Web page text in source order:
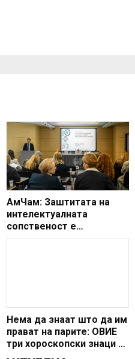
АмЧам: Заштитата на
интелектуалната
сопственост е
суштинска за
Нема да знаат што да им
прават на парите: ОВИЕ
три хороскопски знаци ги
чека богатство во